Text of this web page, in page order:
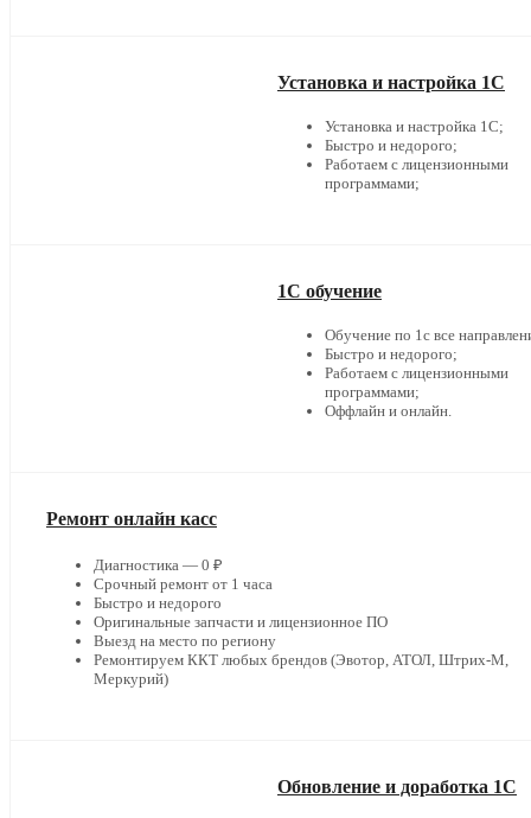
Установка и настройка 1С
Установка и настройка 1С;
Быстро и недорого;
Работаем с лицензионными
программами;
1С обучение
Обучение по 1с все
Быстро и недорого;
Работаем с лицензионными
программами;
Оффлайн и онлайн.
Ремонт онлайн касс
Диагностика — 0 ₽
Срочный ремонт от 1 часа
Быстро и недорого
Оригинальные запчасти и лицензионное ПО
Выезд на место по региону
Ремонтируем ККТ любых брендов (Эвотор, АТОЛ, Штрих-М,
Меркурий)
Обновление и доработка 1С